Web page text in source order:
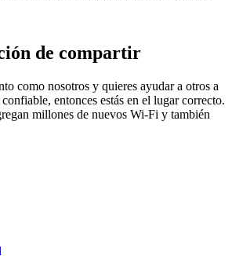
de compartir
como nosotros y quieres ayudar a otros a
entonces estás en el lugar correcto.
millones de nuevos Wi-Fi y también